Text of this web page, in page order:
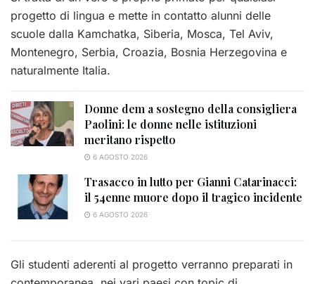
progetto di lingua e mette in contatto alunni delle
scuole dalla Kamchatka, Siberia, Mosca, Tel Aviv,
Montenegro, Serbia, Croazia, Bosnia Herzegovina e
naturalmente Italia.
Donne dem a sostegno della consigliera
Paolini: le donne nelle istituzioni
meritano rispetto
6 AGOSTO 2026
Trasacco in lutto per Gianni Catarinacci:
il 54enne muore dopo il tragico incidente
6 AGOSTO 2026
Gli studenti aderenti al progetto verranno preparati in